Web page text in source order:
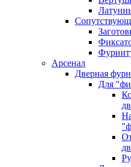
Арсенал
Дверная
Для